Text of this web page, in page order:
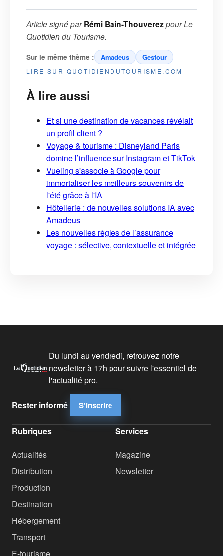
Article signé parRémi Bain-ThouverezpourLe
Quotidien du Tourisme.
Sur le même thème : Amadeus Gestour
LIRE SUR QUOTIDIENDUTOURISME.COM
À lire aussi
Et si une destination de vacances révélait
un profil client ?
Voyage & tourisme : Disneyland Paris
domine l’influence sur Instagram et TikTok
Vueling s'associe à Google pour
immortaliser les meilleurs souvenirs de
l'été grâce à l'IA
Hôtellerie : de nouvelles solutions IA avec
Amadeus
Les nouvelles règles de l’assurance
voyage : sélective, contextuelle et intégrée
Du lundi au vendredi, retrouvez notre
newsletter à 17h pour suivre l'essentiel de
l'actualité pro.
Rester informé S'inscrire
Rubriques
Actualités
Distribution
Production
Destination
Hébergement
Transport
E-tourisme
Services
Magazine
Newsletter